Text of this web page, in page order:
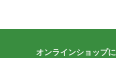
オンラインショップに